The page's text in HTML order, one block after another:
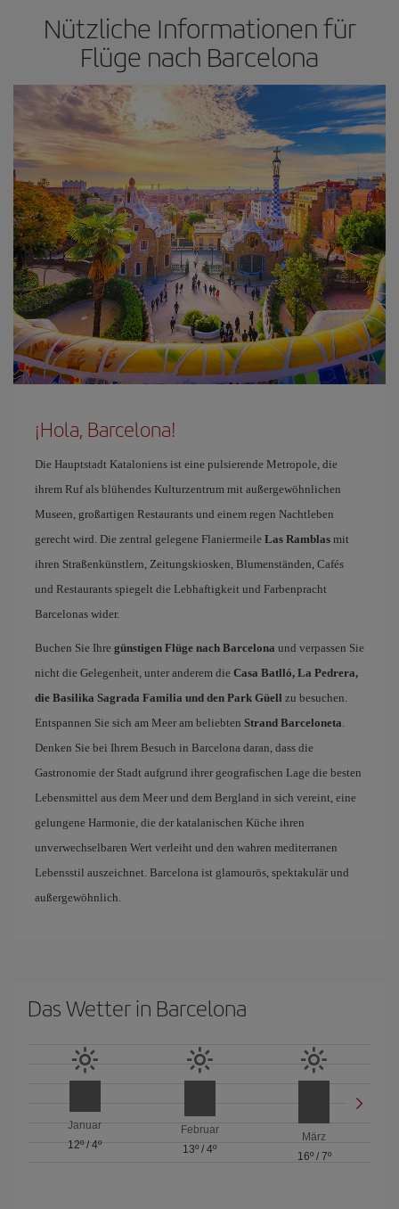
Nützliche Informationen für
Flüge nach Barcelona
¡Hola, Barcelona!
Die Hauptstadt Kataloniens ist eine pulsierende Metropole, die
ihrem Ruf als blühendes Kulturzentrum mit außergewöhnlichen
Museen, großartigen Restaurants und einem regen Nachtleben
gerecht wird. Die zentral gelegene Flaniermeile Las Ramblas mit
ihren Straßenkünstlern, Zeitungskiosken, Blumenständen, Cafés
und Restaurants spiegelt die Lebhaftigkeit und Farbenpracht
Barcelonas wider.
Buchen Sie Ihre günstigen Flüge nach Barcelona und verpassen Sie
nicht die Gelegenheit, unter anderem die Casa Batlló, La Pedrera,
die Basilika Sagrada Familia und den Park Güell zu besuchen.
Entspannen Sie sich am Meer am beliebten Strand Barceloneta.
Denken Sie bei Ihrem Besuch in Barcelona daran, dass die
Gastronomie der Stadt aufgrund ihrer geografischen Lage die besten
Lebensmittel aus dem Meer und dem Bergland in sich vereint, eine
gelungene Harmonie, die der katalanischen Küche ihren
unverwechselbaren Wert verleiht und den wahren mediterranen
Lebensstil auszeichnet. Barcelona ist glamourös, spektakulär und
außergewöhnlich.
Das Wetter in Barcelona
Januar
12º/4º
Februar
13º / 4º
März
16º/ 7º